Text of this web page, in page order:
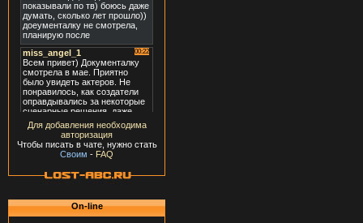
Для добавления необходима
авторизация
Чтобы писать в чате, нужно стать
Своим - FAQ
On-line